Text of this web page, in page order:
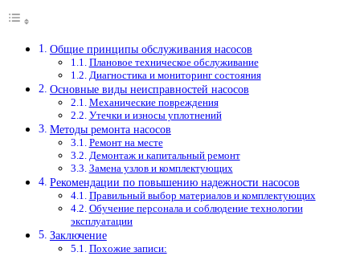
Общие принципы обслуживания насосов
Плановое техническое обслуживание
Диагностика и мониторинг состояния
Основные виды неисправностей насосов
Механические повреждения
Утечки и износы уплотнений
Методы ремонта насосов
Ремонт на месте
Демонтаж и капитальный ремонт
Замена узлов и комплектующих
Рекомендации по повышению надежности насосов
Правильный выбор материалов и комплектующих
Обучение персонала и соблюдение технологии
эксплуатации
Заключение
Похожие записи: